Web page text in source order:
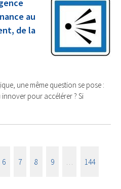
au
de la
une même question se pose :
pour accélérer ? Si
6 7 8 9 … 144